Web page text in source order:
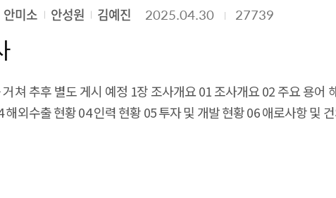
based counseling, while medical accessibility can be
using patient digital twins. Furthermore, to respond to AI-
to experience and respond to simulated crime scenarios in
and practical experience, thereby reducing AI education
infrastructure and a policy experimentation platform for
spaces, experimentation for solving social problems,
safety, and strengthening of educational capabilities.
productivity gains. Saudi Arabia links centralized
to proactively identify country- and technology-specific
firms can better assess compliance risks and
으 로 각 기업의 애로사항을 해결하기 위한 맞춤형 지원 정책 마
, 안정적인 가족 동반 환경 등을 구직의 중요 요인으로 검토하
인재 심층 인터뷰 결과 기업과 해외 디지털 인재는 유사한 애로
널이 다른 현상으로 인해 기업이 해외 인재 정보 획득에 어려
적 정책 지원이 아 닌 전방위적 유입, 정착, 영주를 위한 생태계
지원 시스템 마련이 요구된다. 특히 비자 제 도의 경우는 디지털
디지털 해외 인재의 국내 체류 장애물을 최소화할 필요가 있다.
안미소 안성원 김예진 2025.04.30 27739
쳐 추후 별도 게시 예정 1장 조사개요 01 조사개요 02 주요 용어
외수출 현황 04 인력 현황 05 투자 및 개발 현황 06 애로사항 및